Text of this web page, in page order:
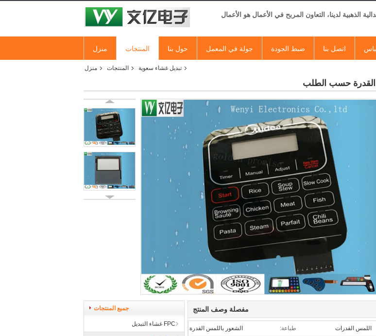
الذهبية لدينا، التعاون المربح في الأعمال هو الأعمال
منزل المنتجات حول بنا جولة في المعمل ضبط الجودة اتصل بنا
منزل المنتجات تبديل غشاء سعوية
القدرة حسب الطلب
جميع المنتجات
FPC غشاء التبديل
مفصلة وصف المنتج
اللمس القدرات طباعة: الشعور باللمس القدرة